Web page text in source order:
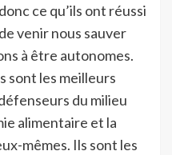
ce qu’ils ont réussi
venir nous sauver
à être autonomes.
sont les meilleurs
du milieu
alimentaire et la
mêmes. Ils sont les